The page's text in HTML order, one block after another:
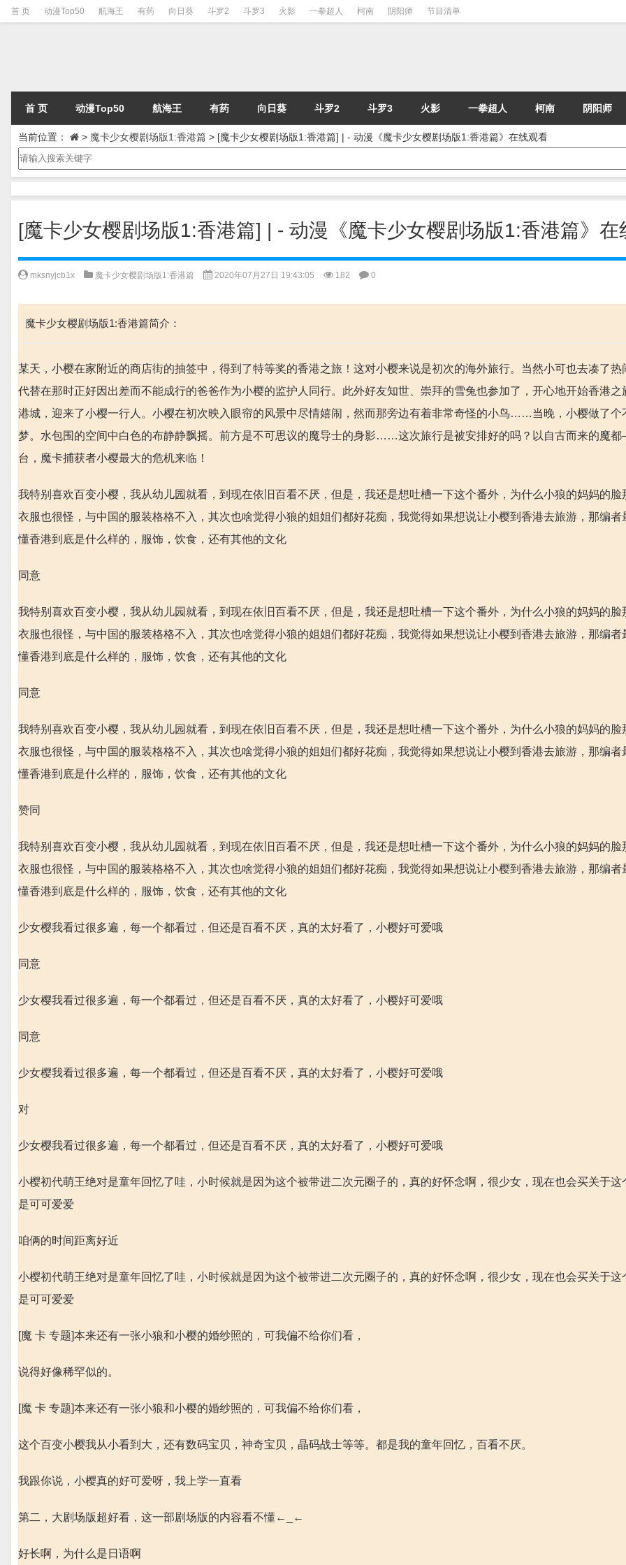
首 页 动漫Top50 航海王 有药 向日葵 斗罗2 斗罗3 火影 一拳超人 柯南 阴阳师 节目清单
首 页 动漫Top50 航海王 有药 向日葵 斗罗2 斗罗3 火影 一拳超人 柯南 阴阳师
当前位置： > 魔卡少女樱剧场版1:香港篇 > [魔卡少女樱剧场版1:香港篇] | - 动漫《魔卡少女樱剧场版1:香港篇》在线观看
[魔卡少女樱剧场版1:香港篇] | - 动漫《魔卡少女樱剧场版1:香港篇》在
mksnyjcb1x 魔卡少女樱剧场版1:香港篇 2020年07月27日 19:43:05 182 0
魔卡少女樱剧场版1:香港篇简介：
某天，小樱在家附近的商店街的抽签中，得到了特等奖的香港之旅！这对小樱来说是初次的海外旅行。当然小可也去凑了热
代替在那时正好因出差而不能成行的爸爸作为小樱的监护人同行。此外好友知世、崇拜的雪兔也参加了，开心地开始香港之
港城，迎来了小樱一行人。小樱在初次映入眼帘的风景中尽情嬉闹，然而那旁边有着非常奇怪的小鸟……当晚，小樱做了个
梦。水包围的空间中白色的布静静飘摇。前方是不可思议的魔导士的身影……这次旅行是被安排好的吗？以自古而来的魔
台，魔卡捕获者小樱最大的危机来临！
我特别喜欢百变小樱，我从幼儿园就看，到现在依旧百看不厌，但是，我还是想吐槽一下这个番外，为什么小狼的妈妈的脸
衣服也很怪，与中国的服装格格不入，其次也啥觉得小狼的姐姐们都好花痴，我觉得如果想说让小樱到香港去旅游，那编者
懂香港到底是什么样的，服饰，饮食，还有其他的文化
同意
我特别喜欢百变小樱，我从幼儿园就看，到现在依旧百看不厌，但是，我还是想吐槽一下这个番外，为什么小狼的妈妈的脸
衣服也很怪，与中国的服装格格不入，其次也啥觉得小狼的姐姐们都好花痴，我觉得如果想说让小樱到香港去旅游，那编者
懂香港到底是什么样的，服饰，饮食，还有其他的文化
同意
我特别喜欢百变小樱，我从幼儿园就看，到现在依旧百看不厌，但是，我还是想吐槽一下这个番外，为什么小狼的妈妈的脸
衣服也很怪，与中国的服装格格不入，其次也啥觉得小狼的姐姐们都好花痴，我觉得如果想说让小樱到香港去旅游，那编者
懂香港到底是什么样的，服饰，饮食，还有其他的文化
赞同
我特别喜欢百变小樱，我从幼儿园就看，到现在依旧百看不厌，但是，我还是想吐槽一下这个番外，为什么小狼的妈妈的脸
衣服也很怪，与中国的服装格格不入，其次也啥觉得小狼的姐姐们都好花痴，我觉得如果想说让小樱到香港去旅游，那编者
懂香港到底是什么样的，服饰，饮食，还有其他的文化
少女樱我看过很多遍，每一个都看过，但还是百看不厌，真的太好看了，小樱好可爱哦
同意
少女樱我看过很多遍，每一个都看过，但还是百看不厌，真的太好看了，小樱好可爱哦
同意
少女樱我看过很多遍，每一个都看过，但还是百看不厌，真的太好看了，小樱好可爱哦
对
少女樱我看过很多遍，每一个都看过，但还是百看不厌，真的太好看了，小樱好可爱哦
小樱初代萌王绝对是童年回忆了哇，小时候就是因为这个被带进二次元圈子的，真的好怀念啊，很少女，现在也会买关于这
是可可爱爱
咱俩的时间距离好近
小樱初代萌王绝对是童年回忆了哇，小时候就是因为这个被带进二次元圈子的，真的好怀念啊，很少女，现在也会买关于这
是可可爱爱
[魔 卡 专题]本来还有一张小狼和小樱的婚纱照的，可我偏不给你们看，
说得好像稀罕似的。
[魔 卡 专题]本来还有一张小狼和小樱的婚纱照的，可我偏不给你们看，
这个百变小樱我从小看到大，还有数码宝贝，神奇宝贝，晶码战士等等。都是我的童年回忆，百看不厌。
我跟你说，小樱真的好可爱呀，我上学一直看
第二，大剧场版超好看，这一部剧场版的内容看不懂←_←
好长啊，为什么是日语啊